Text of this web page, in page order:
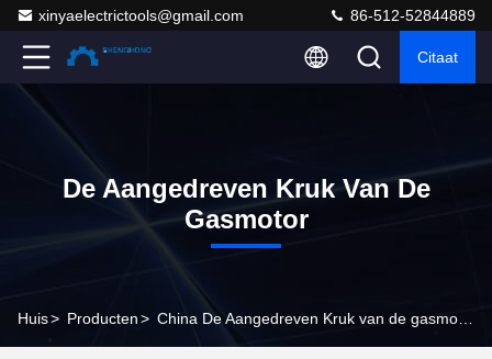
xinyaelectrictools@gmail.com 86-512-52844889
Citaat
De Aangedreven Kruk Van De
Gasmotor
Huis> Producten>